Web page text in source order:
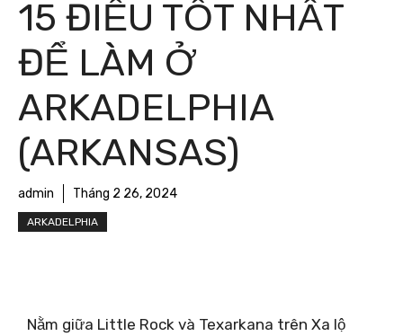
15 ĐIỀU TỐT NHẤT
ĐỂ LÀM Ở
ARKADELPHIA
(ARKANSAS)
admin Tháng 2 26, 2024
ARKADELPHIA
Nằm giữa Little Rock và Texarkana trên Xa lộ